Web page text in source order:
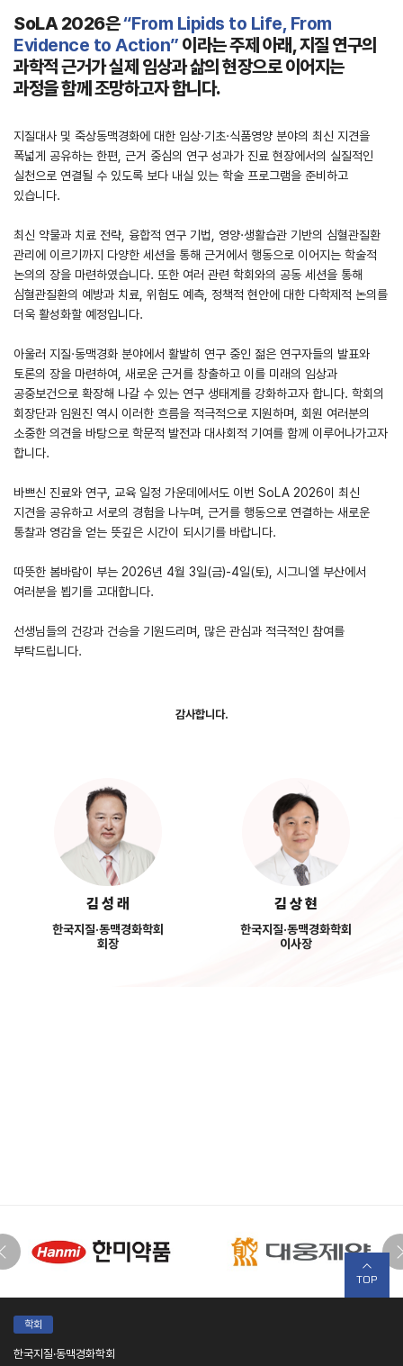
SoLA 2026은“From Lipids to Life, From
Evidence to Action” 이라는 주제 아래, 지질 연구의
과학적 근거가 실제 임상과 삶의 현장으로 이어지는
과정을 함께 조망하고자 합니다.
지질대사 및 죽상동맥경화에 대한 임상·기초·식품영양 분야의 최신 지견을
폭넓게 공유하는 한편, 근거 중심의 연구 성과가 진료 현장에서의 실질적인
실천으로 연결될 수 있도록 보다 내실 있는 학술 프로그램을 준비하고
있습니다.
최신 약물과 치료 전략, 융합적 연구 기법, 영양·생활습관 기반의 심혈관질환
관리에 이르기까지 다양한 세션을 통해 근거에서 행동으로 이어지는 학술적
논의의 장을 마련하였습니다. 또한 여러 관련 학회와의 공동 세션을 통해
심혈관질환의 예방과 치료, 위험도 예측, 정책적 현안에 대한 다학제적 논의를
더욱 활성화할 예정입니다.
아울러 지질·동맥경화 분야에서 활발히 연구 중인 젊은 연구자들의 발표와
토론의 장을 마련하여, 새로운 근거를 창출하고 이를 미래의 임상과
공중보건으로 확장해 나갈 수 있는 연구 생태계를 강화하고자 합니다. 학회의
회장단과 임원진 역시 이러한 흐름을 적극적으로 지원하며, 회원 여러분의
소중한 의견을 바탕으로 학문적 발전과 대사회적 기여를 함께 이루어나가고자
합니다.
바쁘신 진료와 연구, 교육 일정 가운데에서도 이번 SoLA 2026이 최신
지견을 공유하고 서로의 경험을 나누며, 근거를 행동으로 연결하는 새로운
통찰과 영감을 얻는 뜻깊은 시간이 되시기를 바랍니다.
따뜻한 봄바람이 부는 2026년 4월 3일(금)-4일(토), 시그니엘 부산에서
여러분을 뵙기를 고대합니다.
선생님들의 건강과 건승을 기원드리며, 많은 관심과 적극적인 참여를
부탁드립니다.
감사합니다.
김 성 래
한국지질·동맥경화학회
회장
김 상 현
한국지질·동맥경화학회
이사장
학회
한국지질·동맥경화학회
TOP